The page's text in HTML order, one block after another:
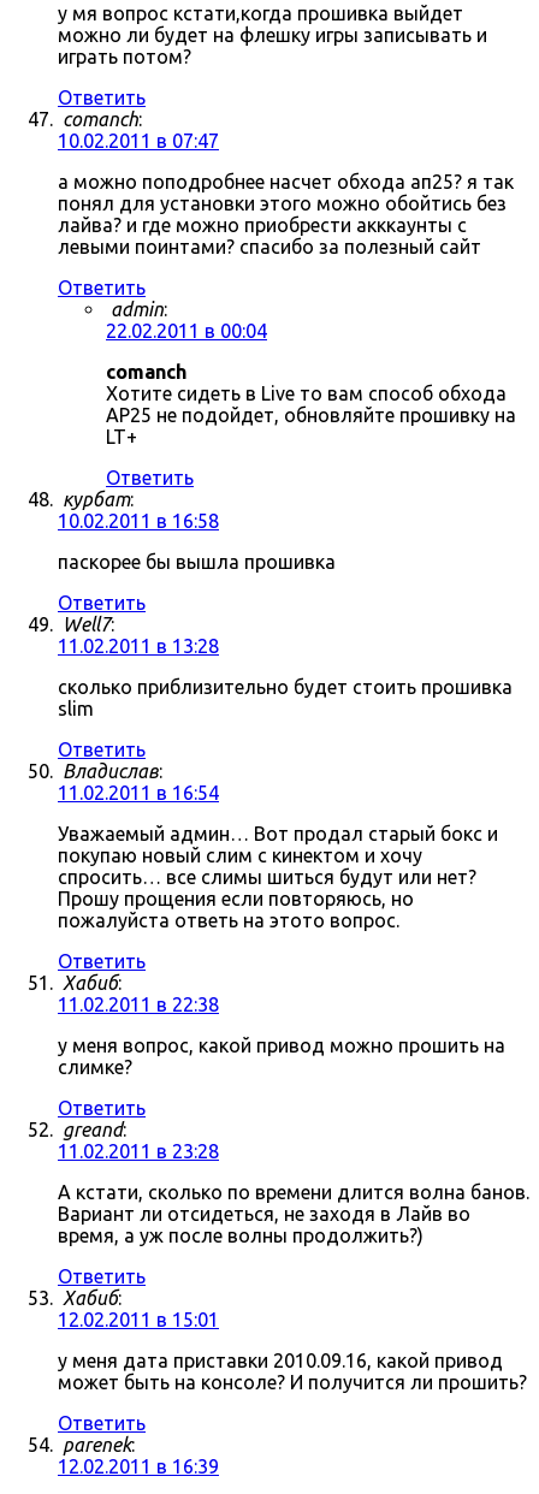
у мя вопрос кстати,когда прошивка выйдет
можно ли будет на флешку игры записывать и
играть потом?
Ответить
comanch:
10.02.2011 в 07:47
а можно поподробнее насчет обхода ап25? я так
понял для установки этого можно обойтись без
лайва? и где можно приобрести акккаунты с
левыми поинтами? спасибо за полезный сайт
Ответить
admin:
22.02.2011 в 00:04
comanch
Хотите сидеть в Live то вам способ обхода
AP25 не подойдет, обновляйте прошивку на
LT+
Ответить
курбат:
10.02.2011 в 16:58
паскорее бы вышла прошивка
Ответить
Well7:
11.02.2011 в 13:28
сколько приблизительно будет стоить прошивка
slim
Ответить
Владислав:
11.02.2011 в 16:54
Уважаемый админ… Вот продал старый бокс и
покупаю новый слим с кинектом и хочу
спросить… все слимы шиться будут или нет?
Прошу прощения если повторяюсь, но
пожалуйста ответь на этото вопрос.
Ответить
Хабиб:
11.02.2011 в 22:38
у меня вопрос, какой привод можно прошить на
слимке?
Ответить
greand:
11.02.2011 в 23:28
А кстати, сколько по времени длится волна банов.
Вариант ли отсидеться, не заходя в Лайв во
время, а уж после волны продолжить?)
Ответить
Хабиб:
12.02.2011 в 15:01
у меня дата приставки 2010.09.16, какой привод
может быть на консоле? И получится ли прошить?
Ответить
parenek:
12.02.2011 в 16:39